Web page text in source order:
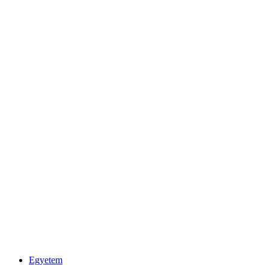
Egyetem